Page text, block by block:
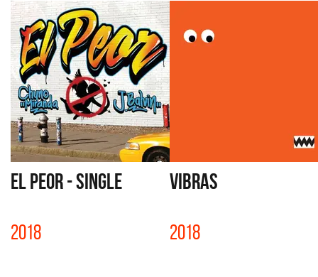
EL PEOR - SINGLE
2018
VIBRAS
2018